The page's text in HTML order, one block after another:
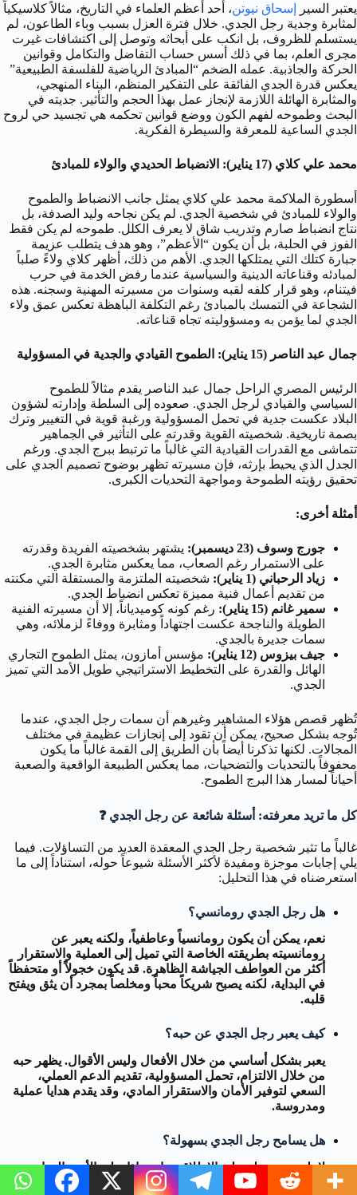
يعتبر السير إسحاق نيوتن، أحد أعظم العلماء في التاريخ، مثالاً كلاسيكياً
لمثابرة وجدية رجل الجدي. خلال فترة العزل بسبب وباء الطاعون، لم
يستسلم للظروف، بل انكب على أبحاثه وتوصل إلى اكتشافات غيرت
مجرى العلم، بما في ذلك أسس حساب التفاضل والتكامل وقوانين
الحركة والجاذبية. عمله الضخم “المبادئ الرياضية للفلسفة الطبيعية”
يعكس قدرة الجدي الفائقة على التفكير المنظم، البناء المنهجي،
والمثابرة الهائلة اللازمة لإنجاز عمل بهذا الحجم والتأثير. جديته في
البحث وطموحه لفهم الكون ووضع قوانين تحكمه هي تجسيد حي لروح
الجدي الساعية للمعرفة والسيطرة الفكرية.
محمد علي كلاي (17 يناير): الانضباط الحديدي والولاء للمبادئ
أسطورة الملاكمة محمد علي كلاي يمثل جانب الانضباط والطموح
والولاء للمبادئ في شخصية الجدي. لم يكن نجاحه وليد الصدفة، بل
نتاج انضباط صارم وتدريب شاق لا يعرف الكلل. طموحه لم يكن فقط
الفوز في الحلبة، بل أن يكون “الأعظم”، وهو هدف يتطلب عزيمة
جبارة كتلك التي يمتلكها الجدي. الأهم من ذلك، أظهر كلاي ولاءً صلباً
لمبادئه وقناعاته الدينية والسياسية عندما رفض الخدمة في حرب
فيتنام، وهو قرار كلفه لقبه وسنوات من مسيرته المهنية وسجنه. هذه
الشجاعة في التمسك بالمبادئ رغم التكلفة الباهظة تعكس عمق ولاء
الجدي لما يؤمن به ومسؤوليته تجاه قناعاته.
جمال عبد الناصر (15 يناير): الطموح القيادي والجدية في المسؤولية
الرئيس المصري الراحل جمال عبد الناصر يقدم مثالاً للطموح
السياسي والقيادي لرجل الجدي. صعوده إلى السلطة وإدارته لشؤون
البلاد عكست جدية في تحمل المسؤولية ورغبة قوية في التغيير وترك
بصمة تاريخية. شخصيته القوية وقدرته على التأثير في الجماهير
تتماشى مع القدرات القيادية التي غالباً ما ترتبط ببرج الجدي. ورغم
الجدل الذي يحيط بإرثه، فإن مسيرته تظهر بوضوح تصميم الجدي على
تحقيق رؤيته الطموحة ومواجهة التحديات الكبرى.
أمثلة أخرى:
جورج وسوف (23 ديسمبر):
يشتهر بشخصيته الفريدة وقدرته
على الاستمرار رغم الصعاب، مما يعكس مثابرة الجدي.
زياد الرحباني (1 يناير):
شخصيته الملتزمة والمستقلة التي مكنته
من تقديم أعمال فنية مميزة تعكس انضباط الجدي.
سمير غانم (15 يناير):
رغم كونه كوميدياناً، إلا أن مسيرته الفنية
الطويلة والناجحة عكست اجتهاداً ومثابرة ووفاءً لزملائه، وهي
سمات جديرة بالجدي.
جيف بيزوس (12 يناير):
مؤسس أمازون، يمثل الطموح التجاري
الهائل والقدرة على التخطيط الاستراتيجي طويل الأمد التي تميز
الجدي.
تُظهر قصص هؤلاء المشاهير وغيرهم أن سمات رجل الجدي، عندما
تُوجه بشكل صحيح، يمكن أن تقود إلى إنجازات عظيمة في مختلف
المجالات. لكنها تذكرنا أيضاً بأن الطريق إلى القمة غالباً ما يكون
محفوفاً بالتحديات والتضحيات، مما يعكس الطبيعة الواقعية والصعبة
أحياناً لمسار هذا البرج الطموح.
كل ما تريد معرفته: أسئلة شائعة عن رجل الجدي ❓
غالباً ما تثير شخصية رجل الجدي المعقدة العديد من التساؤلات. فيما
يلي إجابات موجزة ومفيدة لأكثر الأسئلة شيوعاً حوله، استناداً إلى ما
استعرضناه في هذا التحليل:
هل رجل الجدي رومانسي؟
نعم، يمكن أن يكون رومانسياً وعاطفياً، ولكنه يعبر عن
رومانسيته بطريقته الخاصة التي تميل إلى العملية والاستقرار
أكثر من العواطف الجياشة الظاهرة. قد يكون خجولاً أو متحفظاً
في البداية، لكنه يصبح شريكاً محباً ومخلصاً بمجرد أن يثق ويفتح
قلبه.
كيف يعبر رجل الجدي عن حبه؟
يعبر بشكل أساسي من خلال الأفعال وليس الأقوال. يظهر حبه
من خلال الالتزام، تحمل المسؤولية، تقديم الدعم العملي،
السعي لتوفير الأمان والاستقرار المادي، وقد يقدم هدايا عملية
ومدروسة.
هل يسامح رجل الجدي بسهولة؟
لا، ليس بسهولة على الإطلاق، خاصة إذا تعلق الأمر بالخيانة،
كسر الثقة، أو المساس بكرامته. قد يقطع العلاقة تماماً ويجد